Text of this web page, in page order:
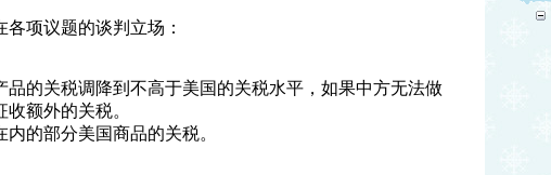
项议题的谈判立场：
品的关税调降到不高于美国的关税水平，如果中方无法做
额外的关税。
的部分美国商品的关税。